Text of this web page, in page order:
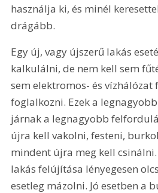
használja ki, és minél
drágább.
Egy új, vagy újszerű lakás
kalkulálni, de nem kell sem
sem elektromos- és vízhálózat
foglalkozni. Ezek a
járnak a legnagyobb
újra kell vakolni, festeni,
mindent újra meg kell
lakás felújítása lényegesen
esetleg mázolni. Jó esetben a